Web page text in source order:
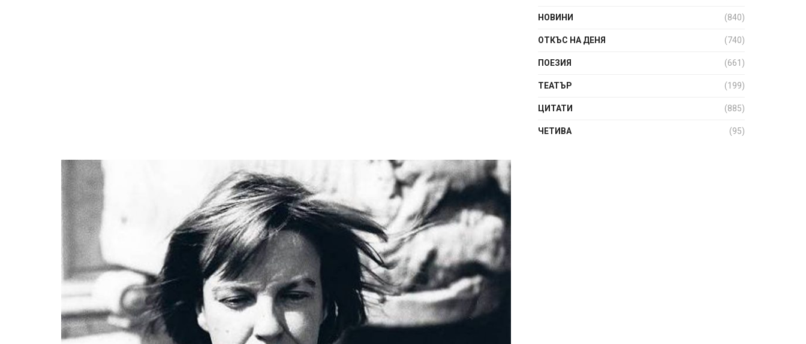
НОВИНИ (840)
ОТКЪС НА ДЕНЯ (740)
ПОЕЗИЯ (661)
ТЕАТЪР (199)
ЦИТАТИ (885)
ЧЕТИВА (95)